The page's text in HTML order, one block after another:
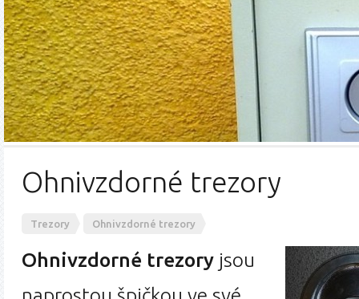
Ohnivzdorné trezory
Trezory Ohnivzdorné trezory
Ohnivzdorné trezory jsou